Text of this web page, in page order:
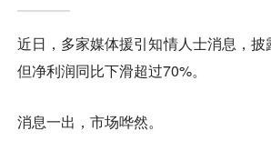
近日，多家媒体援引知情人士消息，
但净利润同比下滑超过70%。
消息一出，市场哗然。